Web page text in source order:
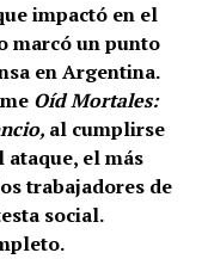
impactó en el
marcó un punto
en Argentina.
Oíd Mortales:
al cumplirse
ataque, el más
trabajadores de
social.